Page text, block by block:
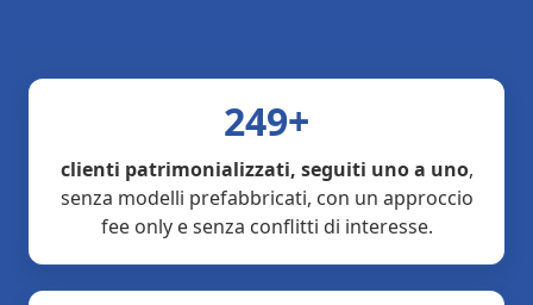
249+
clienti patrimonializzati, seguiti uno a uno,
senza modelli prefabbricati, con un approccio
fee only e senza conflitti di interesse.